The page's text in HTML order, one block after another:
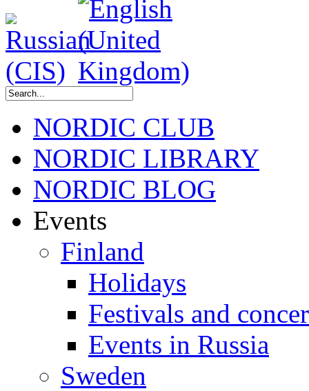
NORDIC CLUB
NORDIC LIBRARY
NORDIC BLOG
Events
Finland
Holidays
Festivals and
Events in Russia
Sweden